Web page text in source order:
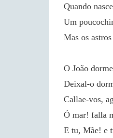
Quando
Um
Mas os
O João
Deixal-o
Callae-vos,
Ó mar! falla
E tu, Mãe! e